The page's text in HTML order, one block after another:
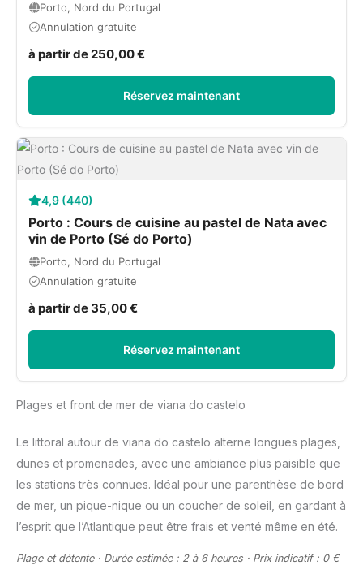
Porto, Nord du Portugal
Annulation gratuite
à partir de 250,00 €
Réservez maintenant
4,9 (440)
Porto : Cours de cuisine au pastel de Nata avec
vin de Porto (Sé do Porto)
Porto, Nord du Portugal
Annulation gratuite
à partir de 35,00 €
Réservez maintenant
Plages et front de mer de viana do castelo
Le littoral autour de viana do castelo alterne longues plages,
dunes et promenades, avec une ambiance plus paisible que
les stations très connues. Idéal pour une parenthèse de bord
de mer, un pique-nique ou un coucher de soleil, en gardant à
l’esprit que l’Atlantique peut être frais et venté même en été.
Plage et détente · Durée estimée : 2 à 6 heures · Prix indicatif : 0 €